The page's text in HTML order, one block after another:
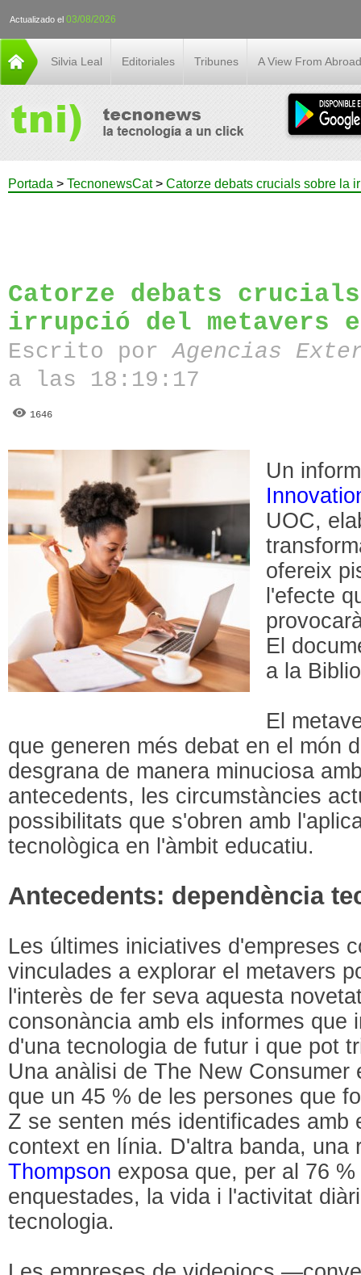
Actualizado el 03/08/2026
Silvia Leal Editoriales Tribunes A View From Abroad
Portada > TecnonewsCat > Catorze debats crucials sobre la
Catorze debats
irrupció del metavers
Escrito porAgencias
a las 18:19:17
1646
Un
UOC,
ofereix
l'efecte
El
a la
El
que generen més debat en el món
desgrana de manera minuciosa
antecedents, les circumstàncies
possibilitats que s'obren amb
tecnològica en l'àmbit educatiu.
Antecedents: dependència
Les últimes iniciatives d'empreses
vinculades a explorar el metavers
l'interès de fer seva aquesta
consonància amb els informes que
d'una tecnologia de futur i que pot
Una anàlisi de The New Consumer
que un 45 % de les persones que
Z se senten més identificades amb
context en línia. D'altra banda, una
Thompson exposa que, per al 76
enquestades, la vida i l'activitat
tecnologia.